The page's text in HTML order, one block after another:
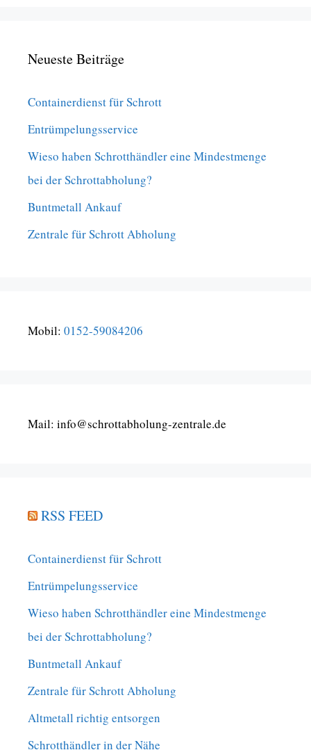
Neueste Beiträge
Containerdienst für Schrott
Entrümpelungsservice
Wieso haben Schrotthändler eine Mindestmenge
bei der Schrottabholung?
Buntmetall Ankauf
Zentrale für Schrott Abholung
Mobil: 0152-59084206
Mail: info@schrottabholung-zentrale.de
RSS FEED
Containerdienst für Schrott
Entrümpelungsservice
Wieso haben Schrotthändler eine Mindestmenge
bei der Schrottabholung?
Buntmetall Ankauf
Zentrale für Schrott Abholung
Altmetall richtig entsorgen
Schrotthändler in der Nähe